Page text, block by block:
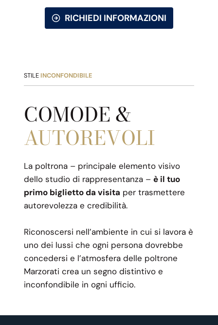
RICHIEDI INFORMAZIONI
STILE INCONFONDIBILE
COMODE &
AUTOREVOLI
La poltrona – principale elemento visivo
dello studio di rappresentanza – è il tuo
primo biglietto da visita per trasmettere
autorevolezza e credibilità.
Riconoscersi nell’ambiente in cui si lavora è
uno dei lussi che ogni persona dovrebbe
concedersi e l’atmosfera delle poltrone
Marzorati crea un segno distintivo e
inconfondibile in ogni ufficio.